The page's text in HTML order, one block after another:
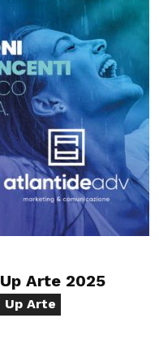
Up Arte 2025
Up Arte